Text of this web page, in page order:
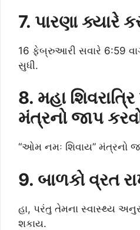
7. પારણા ક્યારે
16 ફેબ્રુઆરી સવારે 6:59
સુધી.
8. મહા
મંત્રનો જાપ
“ઓમ નમઃ શિવાય” મંત્રનો
9. બાળકો વ્રત
હા, પરંતુ તેમના સ્વાસ્થ્ય
શકાય.